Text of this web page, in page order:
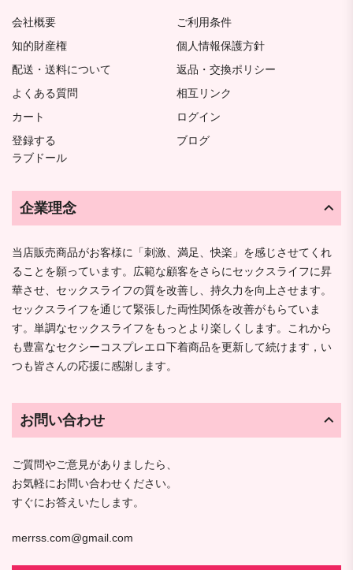
会社概要
ご利用条件
知的財産権
個人情報保護方針
配送・送料について
返品・交換ポリシー
よくある質問
相互リンク
カート
ログイン
登録する
ブログ
ラブドール
企業理念
当店販売商品がお客様に「刺激、満足、快楽」を感じさせてくれ
ることを願っています。広範な顧客をさらにセックスライフに昇
華させ、セックスライフの質を改善し、持久力を向上させます。
セックスライフを通じて緊張した両性関係を改善がもらていま
す。単調なセックスライフをもっとより楽しくします。これから
も豊富なセクシーコスプレエロ下着商品を更新して続けます，い
つも皆さんの応援に感謝します。
お問い合わせ
ご質問やご意見がありましたら、
お気軽にお問い合わせください。
すぐにお答えいたします。
merrss.com@gmail.com